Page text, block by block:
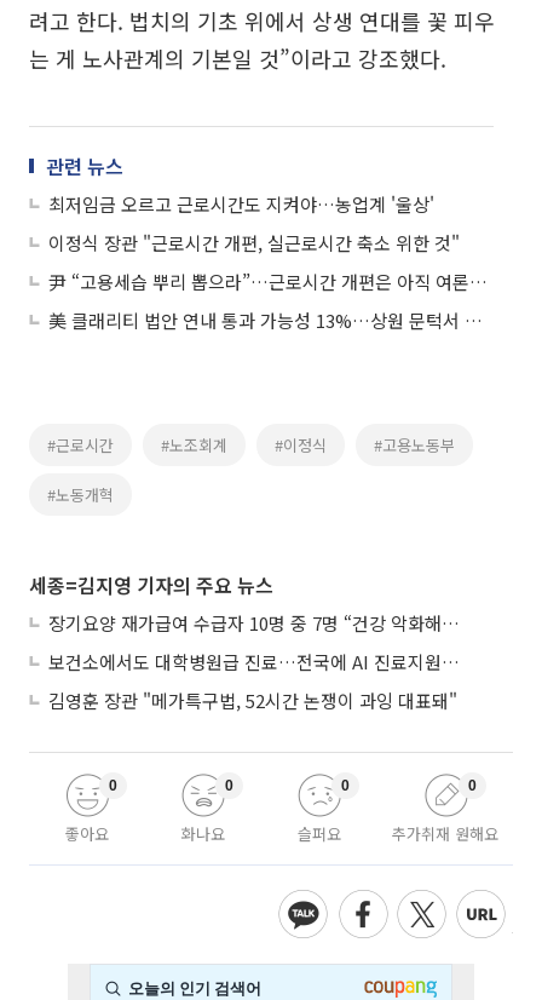
려고 한다. 법치의 기초 위에서 상생 연대를 꽃 피우
는 게 노사관계의 기본일 것”이라고 강조했다.
관련 뉴스
최저임금 오르고 근로시간도 지켜야…농업계 '울상'
이정식 장관 "근로시간 개편, 실근로시간 축소 위한 것"
尹 “고용세습 뿌리 뽑으라”…근로시간 개편은 아직 여론수렴 중
美 클래리티 법안 연내 통과 가능성 13%…상원 문턱서 제동
#근로시간 #노조회계 #이정식 #고용노동부
#노동개혁
세종=김지영 기자의 주요 뉴스
장기요양 재가급여 수급자 10명 중 7명 “건강 악화해도 집에서”
보건소에서도 대학병원급 진료…전국에 AI 진료지원도구 보급
김영훈 장관 "메가특구법, 52시간 논쟁이 과잉 대표돼"
좋아요
0
화나요
0
슬퍼요
0
추가취재 원해요
0